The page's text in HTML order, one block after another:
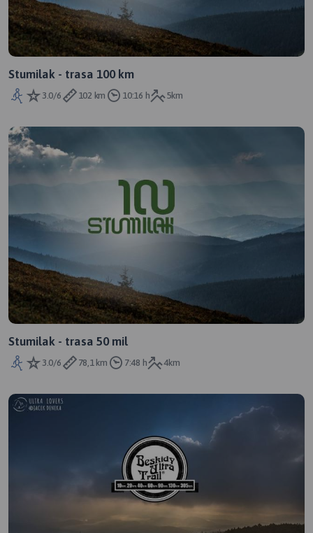
Stumilak - trasa 100 km
3.0/6 102 km 10:16 h 5km
Stumilak - trasa 50 mil
3.0/6 78,1 km 7:48 h 4km